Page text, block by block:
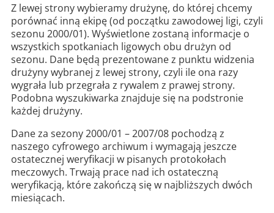
Z lewej strony wybieramy drużynę, do której chcemy
porównać inną ekipę (od początku zawodowej ligi, czyli
sezonu 2000/01). Wyświetlone zostaną informacje o
wszystkich spotkaniach ligowych obu drużyn od
sezonu. Dane będą prezentowane z punktu widzenia
drużyny wybranej z lewej strony, czyli ile ona razy
wygrała lub przegrała z rywalem z prawej strony.
Podobna wyszukiwarka znajduje się na podstronie
każdej drużyny.
Dane za sezony 2000/01 – 2007/08 pochodzą z
naszego cyfrowego archiwum i wymagają jeszcze
ostatecznej weryfikacji w pisanych protokołach
meczowych. Trwają prace nad ich ostateczną
weryfikacją, które zakończą się w najbliższych dwóch
miesiącach.